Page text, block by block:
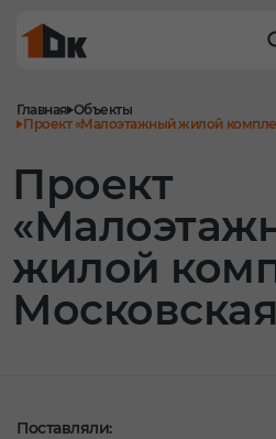
Проект
жилой
Главная Объекты
Проект «Малоэтажный жилой
Поставляли: